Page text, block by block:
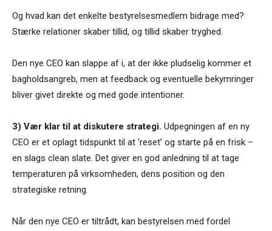
Og hvad kan det enkelte bestyrelsesmedlem bidrage med?
Stærke relationer skaber tillid, og tillid skaber tryghed.
Den nye CEO kan slappe af i, at der ikke pludselig kommer et
bagholdsangreb, men at feedback og eventuelle bekymringer
bliver givet direkte og med gode intentioner.
3) Vær klar til at diskutere strategi. Udpegningen af en ny
CEO er et oplagt tidspunkt til at ‘reset’ og starte på en frisk –
en slags clean slate. Det giver en god anledning til at tage
temperaturen på virksomheden, dens position og den
strategiske retning.
Når den nye CEO er tiltrådt, kan bestyrelsen med fordel